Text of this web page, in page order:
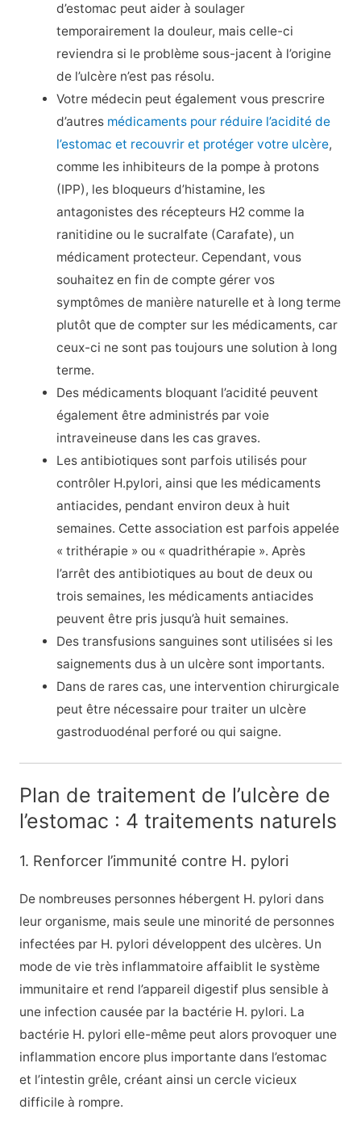
d’estomac peut aider à soulager
temporairement la douleur, mais celle-ci
reviendra si le problème sous-jacent à l’origine
de l’ulcère n’est pas résolu.
Votre médecin peut également vous prescrire
d’autres médicaments pour réduire l’acidité de
l’estomac et recouvrir et protéger votre ulcère,
comme les inhibiteurs de la pompe à protons
(IPP), les bloqueurs d’histamine, les
antagonistes des récepteurs H2 comme la
ranitidine ou le sucralfate (Carafate), un
médicament protecteur. Cependant, vous
souhaitez en fin de compte gérer vos
symptômes de manière naturelle et à long terme
plutôt que de compter sur les médicaments, car
ceux-ci ne sont pas toujours une solution à long
terme.
Des médicaments bloquant l’acidité peuvent
également être administrés par voie
intraveineuse dans les cas graves.
Les antibiotiques sont parfois utilisés pour
contrôler H.pylori, ainsi que les médicaments
antiacides, pendant environ deux à huit
semaines. Cette association est parfois appelée
« trithérapie » ou « quadrithérapie ». Après
l’arrêt des antibiotiques au bout de deux ou
trois semaines, les médicaments antiacides
peuvent être pris jusqu’à huit semaines.
Des transfusions sanguines sont utilisées si les
saignements dus à un ulcère sont importants.
Dans de rares cas, une intervention chirurgicale
peut être nécessaire pour traiter un ulcère
gastroduodénal perforé ou qui saigne.
Plan de traitement de l’ulcère de
l’estomac : 4 traitements naturels
1. Renforcer l’immunité contre H. pylori
De nombreuses personnes hébergent H. pylori dans
leur organisme, mais seule une minorité de personnes
infectées par H. pylori développent des ulcères. Un
mode de vie très inflammatoire affaiblit le système
immunitaire et rend l’appareil digestif plus sensible à
une infection causée par la bactérie H. pylori. La
bactérie H. pylori elle-même peut alors provoquer une
inflammation encore plus importante dans l’estomac
et l’intestin grêle, créant ainsi un cercle vicieux
difficile à rompre.